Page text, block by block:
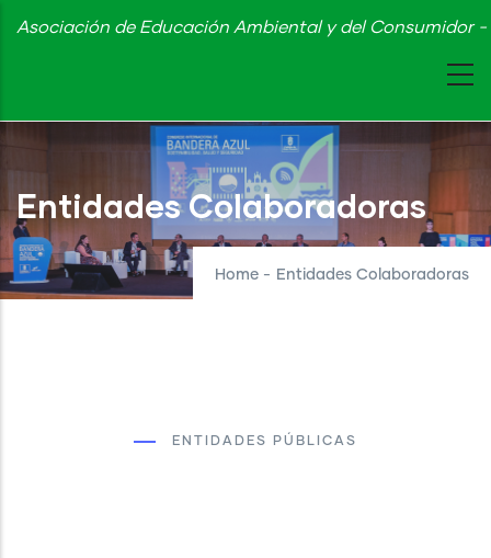
Skip
content
Asociación de Educación Ambiental y del Consumidor
Entidades Colaboradoras
Home - Entidades Colaboradoras
ENTIDADES PÚBLICAS